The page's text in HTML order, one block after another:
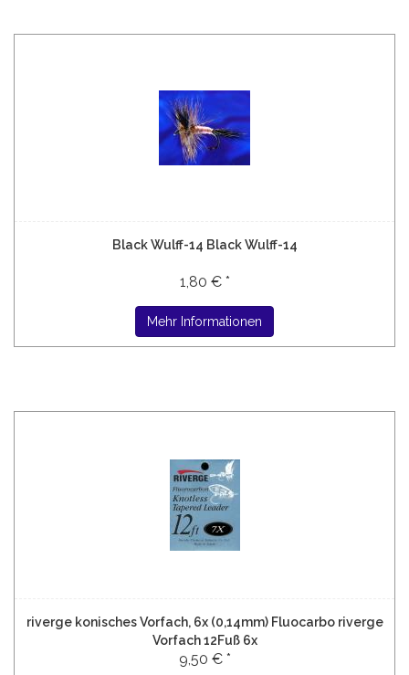
Black Wulff-14 Black Wulff-14
1,80 € *
Mehr Informationen
riverge konisches Vorfach, 6x (0,14mm) Fluocarbo riverge
Vorfach 12Fuß 6x
9,50 € *